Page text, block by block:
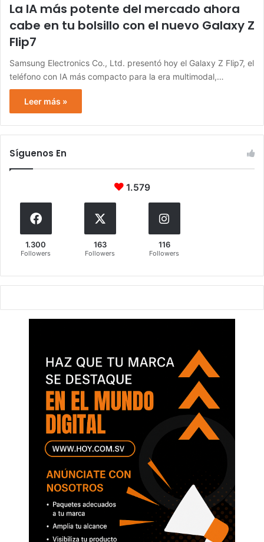
La IA más potente del mercado ahora
cabe en tu bolsillo con el nuevo Galaxy Z
Flip7
Samsung Electronics Co., Ltd. presentó hoy el Galaxy Z Flip7, el
teléfono con IA más compacto para la era multimodal,…
Leer más »
Síguenos En
1.579
1.300
Followers
163
Followers
116
Followers